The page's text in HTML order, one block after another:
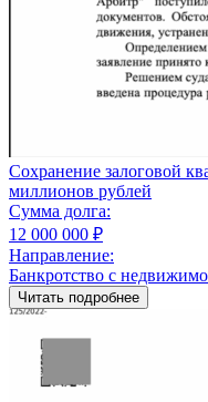
Сохранение залоговой
миллионов рублей
Сумма долга:
12 000 000 ₽
Направление:
Банкротство с
Читать подробнее